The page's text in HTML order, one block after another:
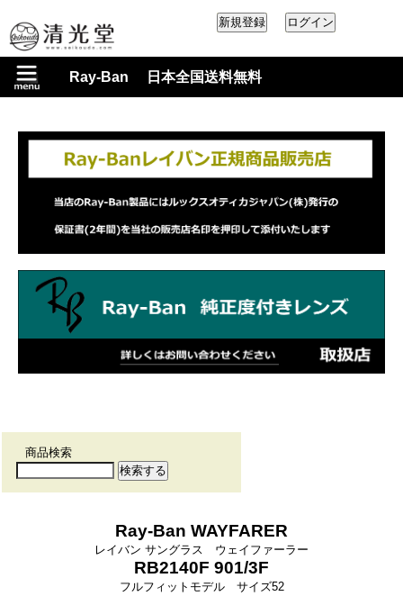
Ray-Ban 日本全国送料無料
商品検索
Ray-Ban WAYFARER
レイバン サングラス ウェイファーラー
RB2140F 901/3F
フルフィットモデル サイズ52